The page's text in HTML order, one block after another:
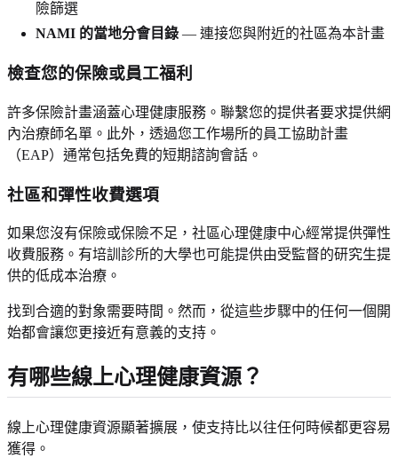
險篩選
NAMI 的當地分會目錄 — 連接您與附近的社區為本計畫
檢查您的保險或員工福利
許多保險計畫涵蓋心理健康服務。聯繫您的提供者要求提供網
內治療師名單。此外，透過您工作場所的員工協助計畫
（EAP）通常包括免費的短期諮詢會話。
社區和彈性收費選項
如果您沒有保險或保險不足，社區心理健康中心經常提供彈性
收費服務。有培訓診所的大學也可能提供由受監督的研究生提
供的低成本治療。
找到合適的對象需要時間。然而，從這些步驟中的任何一個開
始都會讓您更接近有意義的支持。
有哪些線上心理健康資源？
線上心理健康資源顯著擴展，使支持比以往任何時候都更容易
獲得。